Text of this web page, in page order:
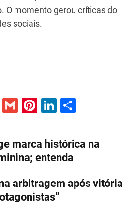
O momento gerou críticas do
sociais.
X
G
l
Pi
er
e
st
Li
k
e
dI
n
e
marca histórica na
entenda
arbitragem após vitória